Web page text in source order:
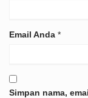
Email Anda *
Simpan nama,